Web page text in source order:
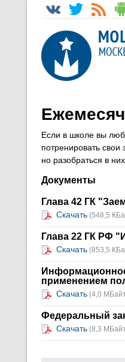
Если в школе вы
потренировать
но разобраться в
Документы
Глава 42 ГК
Скачать (548,5
Глава 22 ГК РФ
Скачать (853,5
применением
Скачать (4,0
Федеральный
Скачать (8,3